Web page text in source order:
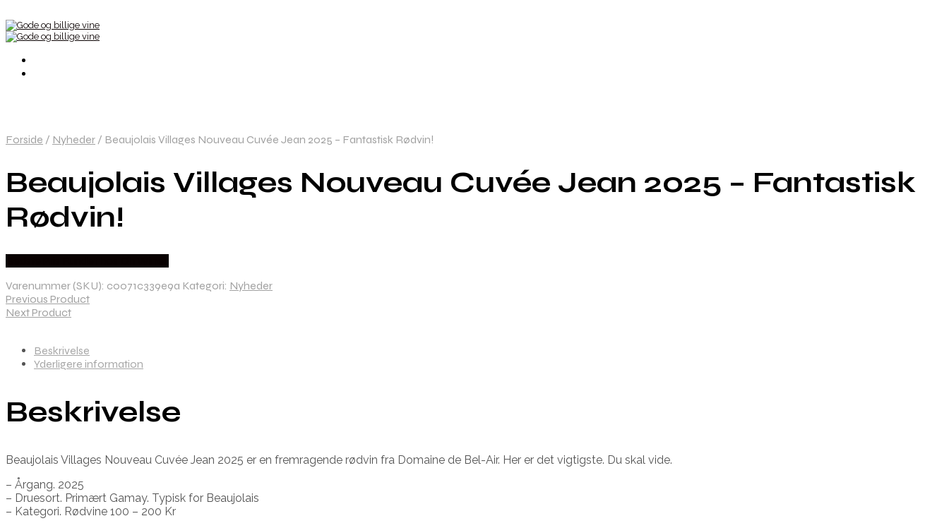
Forside / Nyheder / Beaujolais Villages Nouveau Cuvée Jean 2025 – Fantastisk Rødvin!
Beaujolais Villages Nouveau Cuvée Jean 2025 – Fantastisk
Rødvin!
Varenummer (SKU): c0071c339e9a Kategori: Nyheder
Previous Product
Next Product
Beskrivelse
Yderligere information
Beskrivelse
Beaujolais Villages Nouveau Cuvée Jean 2025 er en fremragende rødvin fra Domaine de Bel-Air. Her er det vigtigste. Du skal vide.
– Årgang. 2025
– Druesort. Primært Gamay. Typisk for Beaujolais
– Kategori. Rødvine 100 – 200 Kr